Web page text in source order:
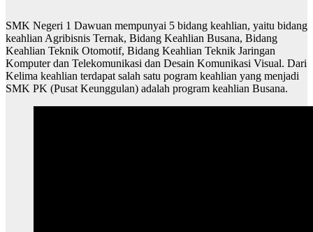
SMK Negeri 1 Dawuan mempunyai 5 bidang keahlian, yaitu bidang
keahlian Agribisnis Ternak, Bidang Keahlian Busana, Bidang
Keahlian Teknik Otomotif, Bidang Keahlian Teknik Jaringan
Komputer dan Telekomunikasi dan Desain Komunikasi Visual. Dari
Kelima keahlian terdapat salah satu pogram keahlian yang menjadi
SMK PK (Pusat Keunggulan) adalah program keahlian Busana.